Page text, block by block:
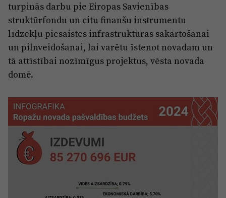
turpinās darbu pie Eiropas Savienības
struktūrfondu un citu finanšu instrumentu
līdzekļu piesaistes infrastruktūras sakārtošanai
un pilnveidošanai, lai varētu īstenot novadam un
tā attīstībai nozīmīgus projektus, vēsta novada
domē.